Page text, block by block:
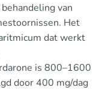
van
Het
dat werkt
is 800–1600
door 400 mg/dag